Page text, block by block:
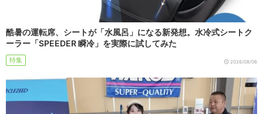
酷暑の運転席、シートが「水風呂」になる新発想。水冷式シートク
ーラー「SPEEDER 瞬冷」を実際に試してみた
特集 2026/08/06